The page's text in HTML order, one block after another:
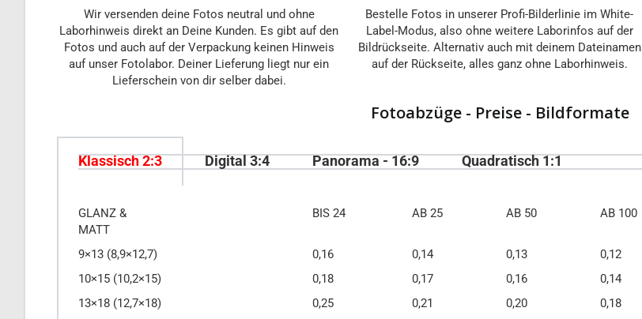
Wir versenden deine Fotos neutral und ohne
Laborhinweis direkt an Deine Kunden. Es gibt auf den
Fotos und auch auf der Verpackung keinen Hinweis
auf unser Fotolabor. Deiner Lieferung liegt nur ein
Lieferschein von dir selber dabei.
Bestelle Fotos in unserer Profi-Bilderlinie im White-
Label-Modus, also ohne weitere Laborinfos auf der
Bildrückseite. Alternativ auch mit deinem Dateinamen
auf der Rückseite, alles ganz ohne Laborhinweis.
Fotoabzüge - Preise - Bildformate
Klassisch 2:3 Digital 3:4 Panorama - 16:9 Quadratisch 1:1
GLANZ &
MATT
BIS 24 AB 25 AB 50 AB 100
9×13 (8,9×12,7) 0,16 0,14 0,13 0,12
10×15 (10,2×15)
0,18 0,17 0,16 0,14
13×18 (12,7×18)
0,25 0,21 0,20 0,18